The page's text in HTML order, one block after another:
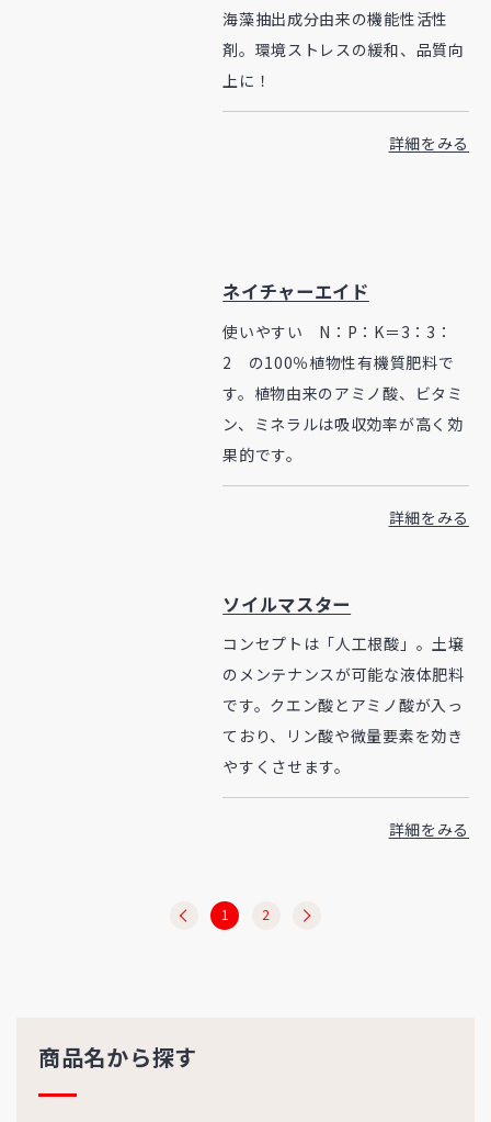
海藻抽出成分由来の機能性活性
剤。環境ストレスの緩和、品質向
上に！
詳細をみる
ネイチャーエイド
使いやすい N：P：K＝3：3：
2 の100％植物性有機質肥料で
す。植物由来のアミノ酸、ビタミ
ン、ミネラルは吸収効率が高く効
果的です。
詳細をみる
ソイルマスター
コンセプトは「人工根酸」。土壌
のメンテナンスが可能な液体肥料
です。クエン酸とアミノ酸が入っ
ており、リン酸や微量要素を効き
やすくさせます。
詳細をみる
1 2
商品名から探す